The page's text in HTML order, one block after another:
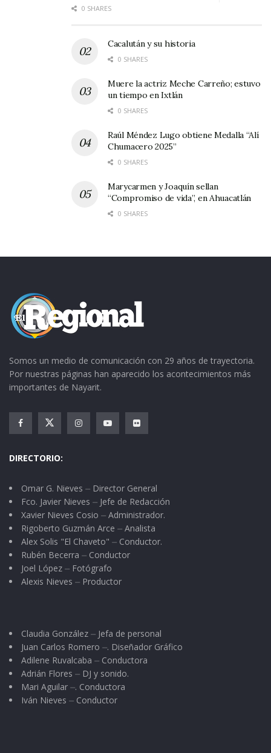
0 SHARES
Cacalután y su historia
0 SHARES
Muere la actriz Meche Carreño; estuvo
un tiempo en Ixtlán
0 SHARES
Raúl Méndez Lugo obtiene Medalla “Alí
Chumacero 2025”
0 SHARES
Marycarmen y Joaquín sellan
“Compromiso de vida”, en Ahuacatlán
0 SHARES
Somos un medio de comunicación con 29 años de trayectoria.
Por nuestras páginas han aparecido los acontecimientos más
importantes de Nayarit.
DIRECTORIO:
Omar G. Nieves ⏤ Director General
Fco. Javier Nieves ⏤ Jefe de Redacción
Xavier Nieves Cosio ⏤ Administrador.
Rigoberto Guzmán Arce ⏤ Analista
Alex Solis "El Chaveto" ⏤ Conductor.
Rubén Becerra ⏤ Conductor
Joel López ⏤ Fotógrafo
Alexis Nieves ⏤ Productor
Claudia González ⏤ Jefa de personal
Juan Carlos Romero ⏤. Diseñador Gráfico
Adilene Ruvalcaba ⏤ Conductora
Adrián Flores ⏤ DJ y sonido.
Mari Aguilar ⏤. Conductora
Iván Nieves ⏤ Conductor